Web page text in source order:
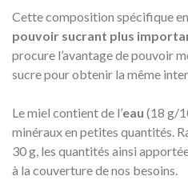
Cette composition spécifique
pouvoir sucrant plus
procure l’avantage de pouvoir
sucre pour obtenir la même
Le miel contient de l’eau (18 g/
minéraux en petites quantités.
30 g, les quantités ainsi
à la couverture de nos besoins.